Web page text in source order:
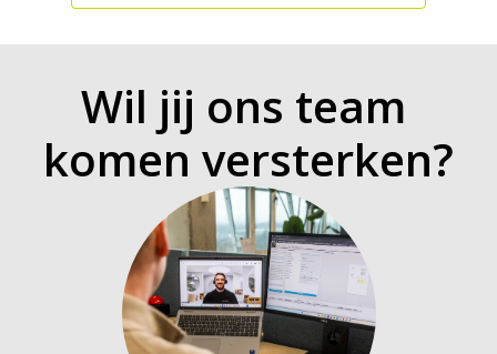
Wil jij ons team
komen versterken?